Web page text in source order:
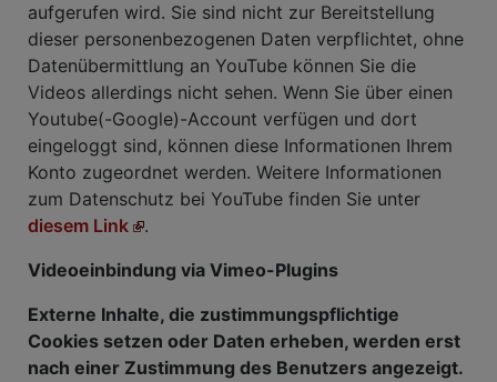
aufgerufen wird. Sie sind nicht zur Bereitstellung
dieser personenbezogenen Daten verpflichtet, ohne
Datenübermittlung an YouTube können Sie die
Videos allerdings nicht sehen. Wenn Sie über einen
Youtube(-Google)-Account verfügen und dort
eingeloggt sind, können diese Informationen Ihrem
Konto zugeordnet werden. Weitere Informationen
zum Datenschutz bei YouTube finden Sie unter
diesem Link
.
Videoeinbindung via Vimeo-Plugins
Externe Inhalte, die zustimmungspflichtige
Cookies setzen oder Daten erheben, werden erst
nach einer Zustimmung des Benutzers angezeigt.